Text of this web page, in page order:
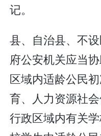
记。
县、自治县、不
府公安机关应当
区域内适龄公民
育、人力资源社
行政区域内有关